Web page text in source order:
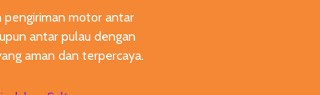
pengiriman motor antar
antar pulau dengan
aman dan terpercaya.